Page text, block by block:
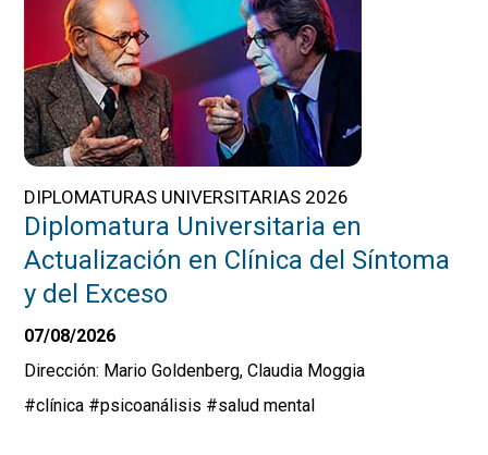
DIPLOMATURAS UNIVERSITARIAS 2026
Diplomatura Universitaria en
Actualización en Clínica del Síntoma
y del Exceso
07/08/2026
Dirección: Mario Goldenberg, Claudia Moggia
#clínica #psicoanálisis #salud mental